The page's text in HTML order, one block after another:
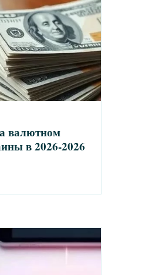
валютном
в 2026-2026